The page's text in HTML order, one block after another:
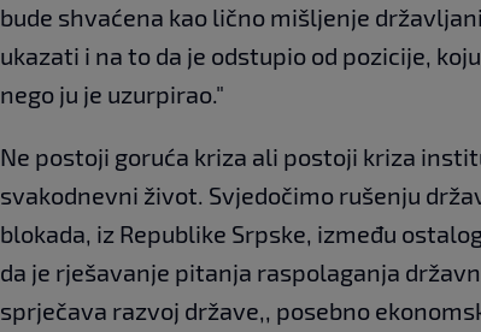
bude shvaćena kao lično mišljenje
ukazati i na to da je odstupio od pozicije,
nego ju je uzurpirao."
Ne postoji goruća kriza ali postoji kriza
svakodnevni život. Svjedočimo rušenju
blokada, iz Republike Srpske, između
da je rješavanje pitanja raspolaganja
sprječava razvoj države,, posebno